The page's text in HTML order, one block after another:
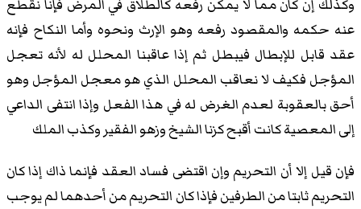
وكذلك إن كان مما لا يمكن رفعه كالطلاق في المرض فإنا نقطع
عنه حكمه والمقصود رفعه وهو الإرث ونحوه وأما النكاح فإنه
عقد قابل للإبطال فيبطل ثم إذا عاقبنا المحلل له لأنه تعجل
المؤجل فكيف لا نعاقب المحلل الذي هو معجل المؤجل وهو
أحق بالعقوبة لعدم الغرض له في هذا الفعل وإذا انتفى الداعي
إلى المعصية كانت أقبح كزنا الشيخ وزهو الفقير وكذب الملك
فإن قيل إلا أن التحريم وإن اقتضى فساد العقد فإنما ذاك إذا كان
التحريم ثابتا من الطرفين فإذا كان التحريم من أحدهما لم يوجب